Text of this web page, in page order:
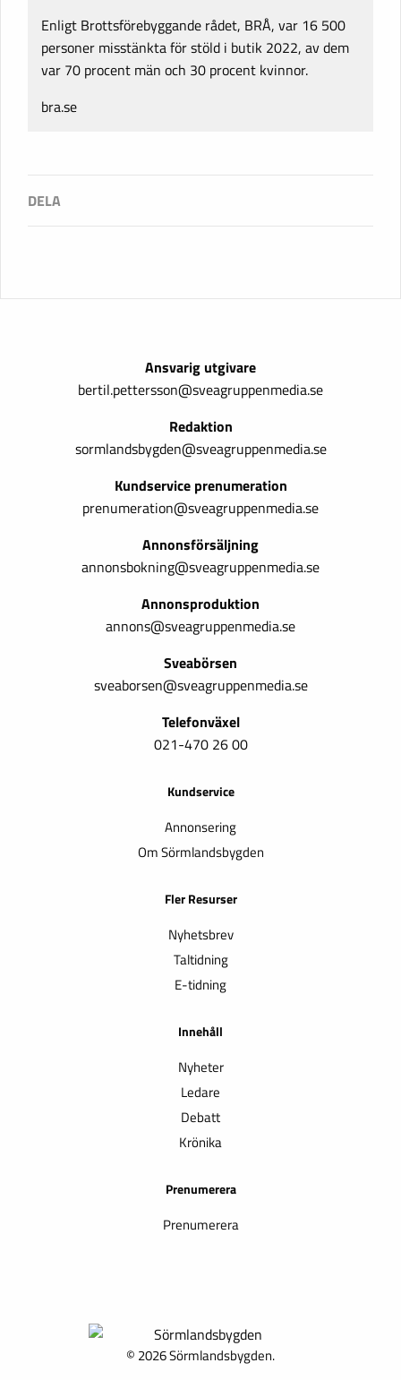
Enligt Brottsförebyggande rådet, BRÅ, var 16 500
personer misstänkta för stöld i butik 2022, av dem
var 70 procent män och 30 procent kvinnor.
bra.se
Ansvarig utgivare
bertil.pettersson@sveagruppenmedia.se
Redaktion
sormlandsbygden@sveagruppenmedia.se
Kundservice prenumeration
prenumeration@sveagruppenmedia.se
Annonsförsäljning
annonsbokning@sveagruppenmedia.se
Annonsproduktion
annons@sveagruppenmedia.se
Sveabörsen
sveaborsen@sveagruppenmedia.se
Telefonväxel
021-470 26 00
Kundservice
Annonsering
Om Sörmlandsbygden
Fler Resurser
Nyhetsbrev
Taltidning
E-tidning
Innehåll
Nyheter
Ledare
Debatt
Krönika
Prenumerera
Prenumerera
© 2026 Sörmlandsbygden.